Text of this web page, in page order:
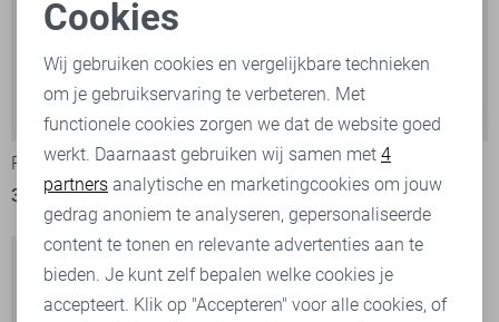
Pure Path T-shirt
35,00 69,99
Pure Path T-shirt
30,00 59,99
Noodzakelijke cookies
Personalisatie cookies
Analytische cookies
Marketing cookies
Cookies
Wij gebruiken cookies en vergelijkbare technieken
om je gebruikservaring te verbeteren. Met
functionele cookies zorgen we dat de website goed
werkt. Daarnaast gebruiken wij samen met 4
partners analytische en marketingcookies om jouw
gedrag anoniem te analyseren, gepersonaliseerde
content te tonen en relevante advertenties aan te
bieden. Je kunt zelf bepalen welke cookies je
accepteert. Klik op "Accepteren" voor alle cookies, of